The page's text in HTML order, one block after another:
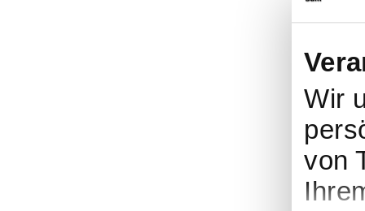
Wir
von